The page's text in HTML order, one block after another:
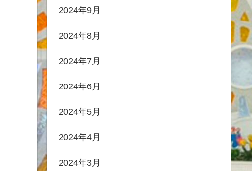
2024年9月
2024年8月
2024年7月
2024年6月
2024年5月
2024年4月
2024年3月